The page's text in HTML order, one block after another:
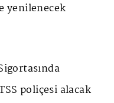
yenilenecek
poliçesi alacak